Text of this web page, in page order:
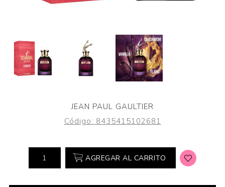
JEAN PAUL GAULTIER
Código: 8435415102681
AGREGAR AL CARRITO